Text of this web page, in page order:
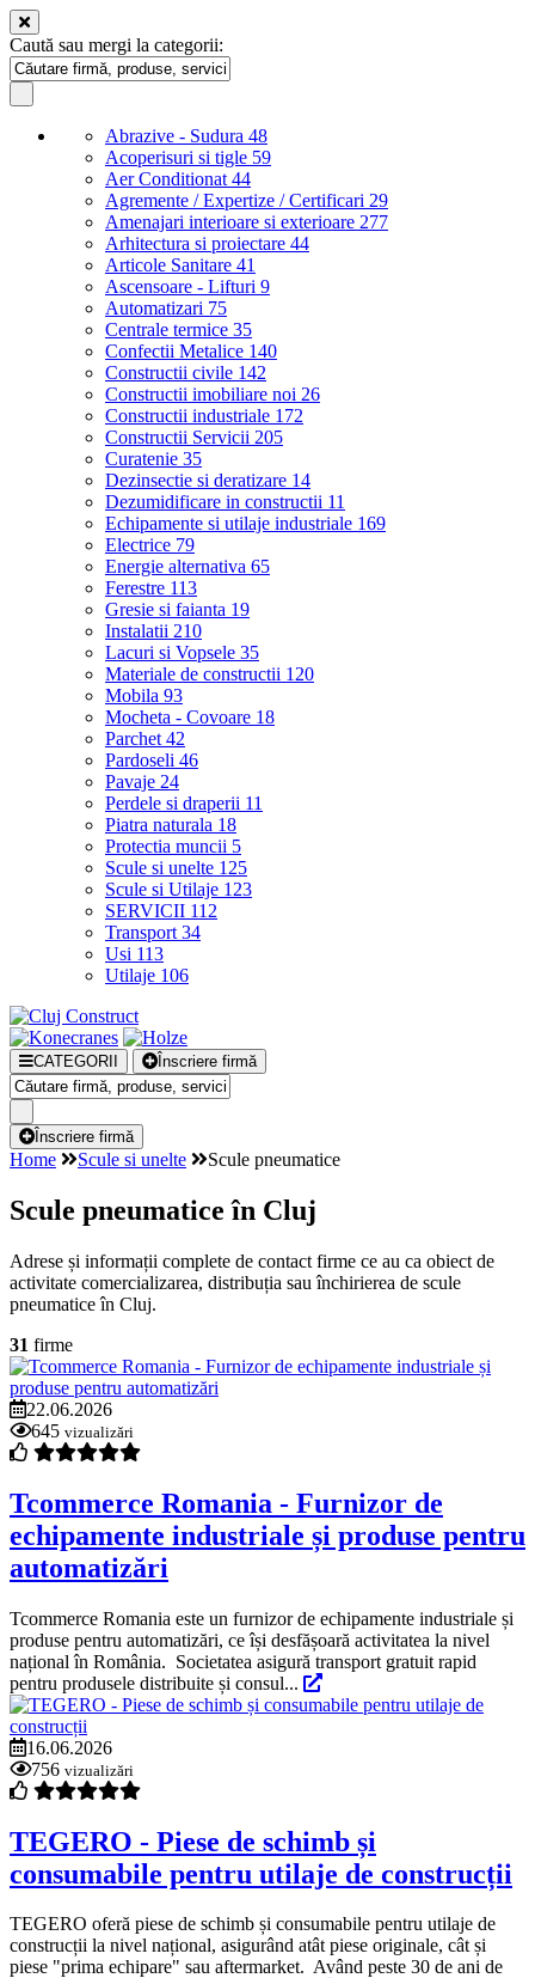
Caută sau mergi la categorii:
Abrazive - Sudura 48
Acoperisuri si tigle 59
Aer Conditionat 44
Agremente / Expertize / Certificari 29
Amenajari interioare si exterioare 277
Arhitectura si proiectare 44
Articole Sanitare 41
Ascensoare - Lifturi 9
Automatizari 75
Centrale termice 35
Confectii Metalice 140
Constructii civile 142
Constructii imobiliare noi 26
Constructii industriale 172
Constructii Servicii 205
Curatenie 35
Dezinsectie si deratizare 14
Dezumidificare in constructii 11
Echipamente si utilaje industriale 169
Electrice 79
Energie alternativa 65
Ferestre 113
Gresie si faianta 19
Instalatii 210
Lacuri si Vopsele 35
Materiale de constructii 120
Mobila 93
Mocheta - Covoare 18
Parchet 42
Pardoseli 46
Pavaje 24
Perdele si draperii 11
Piatra naturala 18
Protectia muncii 5
Scule si unelte 125
Scule si Utilaje 123
SERVICII 112
Transport 34
Usi 113
Utilaje 106
CATEGORII Înscriere firmă
Înscriere firmă
Home Scule si unelte Scule pneumatice
Scule pneumatice în Cluj
Adrese și informații complete de contact firme ce au ca obiect de
activitate comercializarea, distribuția sau închirierea de scule
pneumatice în Cluj.
31 firme
22.06.2026
645 vizualizări
Tcommerce Romania - Furnizor de
echipamente industriale și produse pentru
automatizări
Tcommerce Romania este un furnizor de echipamente industriale și
produse pentru automatizări, ce își desfășoară activitatea la nivel
național în România. Societatea asigură transport gratuit rapid
pentru produsele distribuite și consul...
16.06.2026
756 vizualizări
TEGERO - Piese de schimb și
consumabile pentru utilaje de construcții
TEGERO oferă piese de schimb și consumabile pentru utilaje de
construcții la nivel național, asigurând atât piese originale, cât și
piese "prima echipare" sau aftermarket. Având peste 30 de ani de